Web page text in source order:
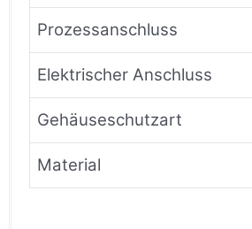
Prozessanschluss
Elektrischer Anschluss
Gehäuseschutzart
Material